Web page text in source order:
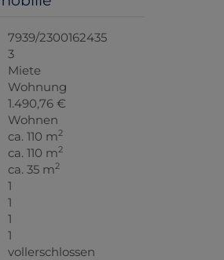
7939/2300162435
3
Miete
Wohnung
1.490,76 €
Wohnen
ca. 110 m2
ca. 110 m2
ca. 35 m2
1
1
1
1
vollerschlossen